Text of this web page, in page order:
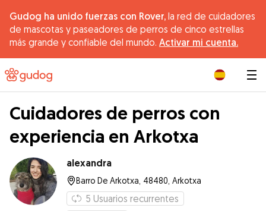
Gudog ha unido fuerzas con Rover, la red de cuidadores
de mascotas y paseadores de perros de cinco estrellas
más grande y confiable del mundo. Activar mi cuenta.
Cuidadores de perros con
experiencia en Arkotxa
alexandra
Barro De Arkotxa, 48480, Arkotxa
5 Usuarios recurrentes